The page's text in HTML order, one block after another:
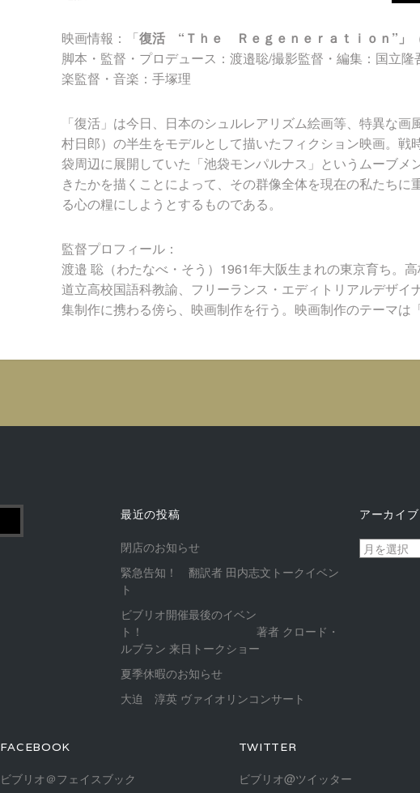
映画情報：「復活 “ Ｔｈｅ Ｒｅｇｅｎｅ ｒａｔｉｏｎ ”」
脚本・監督・プロデュース：渡邉聡/撮影監督・編集：国立
楽監督・音楽：手塚理
「復活」は今日、日本のシュルレアリズム絵画等、特異な
村日郎）の半生をモデルとして描いたフィクション映画。戦
袋周辺に展開していた「池袋モンパルナス」というムーブメ
きたかを描くことによって、その群像全体を現在の私たちに
る心の糧にしようとするものである。
監督プロフィール：
渡邉 聡（わたなべ・そう）1961年大阪生まれの東京育ち。
道立高校国語科教諭、フリーランス・エディトリアルデザイ
集制作に携わる傍ら、映画制作を行う。映画制作のテーマは
最近の投稿
閉店のお知らせ
緊急告知！ 翻訳者 田内志文トークイベン
ト
ビブリオ開催最後のイベン
ト！ 著者 クロード・
ルブラン 来日トークショー
夏季休暇のお知らせ
大迫 淳英 ヴァイオリンコンサート
アーカイブ
ア
ー
FACEBOOK
ビブリオ＠フェイスブック
TWITTER
ビブリオ@ツイッター